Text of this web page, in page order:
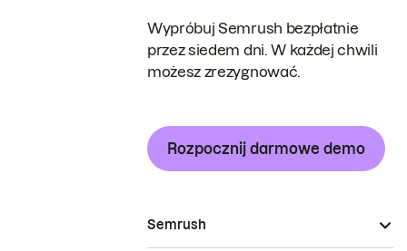
Wypróbuj Semrush bezpłatnie
przez siedem dni. W każdej chwili
możesz zrezygnować.
Rozpocznij darmowe demo
Semrush